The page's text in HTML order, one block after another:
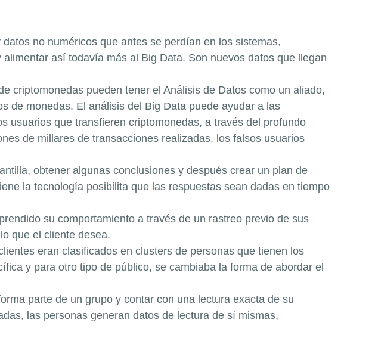
no numéricos que antes se perdían en los sistemas,
así todavía más al Big Data. Son nuevos datos que llegan
criptomonedas pueden tener el Análisis de Datos como un aliado,
de monedas. El análisis del Big Data puede ayudar a las
usuarios que transfieren criptomonedas, a través del profundo
de millares de transacciones realizadas, los falsos usuarios
obtener algunas conclusiones y después crear un plan de
la tecnología posibilita que las respuestas sean dadas en tiempo
su comportamiento a través de un rastreo previo de sus
que el cliente desea.
eran clasificados en clusters de personas que tienen los
y para otro tipo de público, se cambiaba la forma de abordar el
parte de un grupo y contar con una lectura exacta de su
las personas generan datos de lectura de sí mismas,